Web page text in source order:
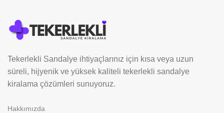
Tekerlekli Sandalye ihtiyaçlarınız için kısa veya uzun
süreli, hijyenik ve yüksek kaliteli tekerlekli sandalye
kiralama çözümleri sunuyoruz.
Hakkımızda